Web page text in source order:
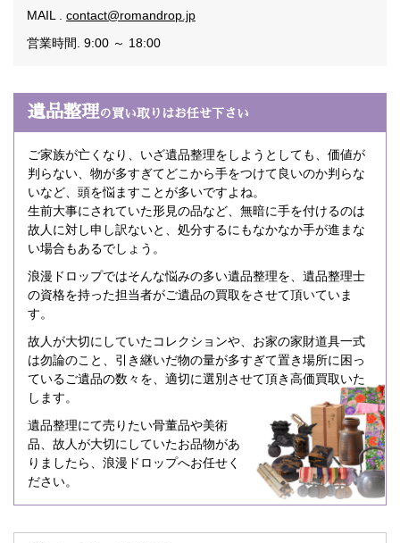
MAIL . contact@romandrop.jp
営業時間. 9:00 ～ 18:00
遺品整理の買い取りはお任せ下さい
ご家族が亡くなり、いざ遺品整理をしようとしても、価値が
判らない、物が多すぎてどこから手をつけて良いのか判らな
いなど、頭を悩ますことが多いですよね。
生前大事にされていた形見の品など、無暗に手を付けるのは
故人に対し申し訳ないと、処分するにもなかなか手が進まな
い場合もあるでしょう。
浪漫ドロップではそんな悩みの多い遺品整理を、遺品整理士
の資格を持った担当者がご遺品の買取をさせて頂いていま
す。
故人が大切にしていたコレクションや、お家の家財道具一式
は勿論のこと、引き継いだ物の量が多すぎて置き場所に困っ
ているご遺品の数々を、適切に選別させて頂き高価買取いた
します。
遺品整理にて売りたい骨董品や美術
品、故人が大切にしていたお品物があ
りましたら、浪漫ドロップへお任せく
ださい。